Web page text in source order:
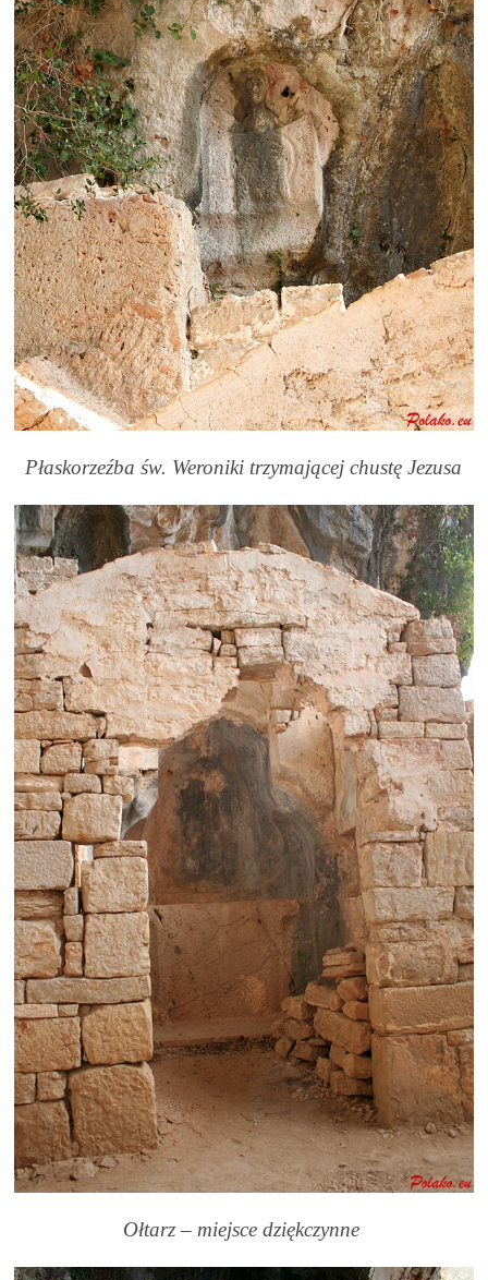
Płaskorzeźba św. Weroniki trzymającej chustę Jezusa
Ołtarz – miejsce dziękczynne